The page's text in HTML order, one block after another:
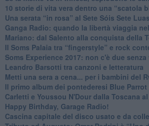
​10 storie di vita vera dentro una “scatola
​Una serata “in rosa” al Sete Sóis Sete Luas
Ganga Radio: quando la libertà viaggia
Mariano: dal Salento alla conquista della
​Il Soms Palaia tra “fingerstyle” e rock
Soms Experience 2017: non c'è due senza
​Leandro Barsotti tra canzoni e letteratura
​Metti una sera a cena... per i bambini del
​Il primo album dei pontederesi Blue Parrot
Carletti e Youssou N'Dour dalla Toscana
Happy Birthday, Garage Radio!
​Cascina capitale del disco usato e da